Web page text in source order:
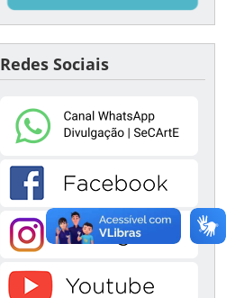
Redes Sociais